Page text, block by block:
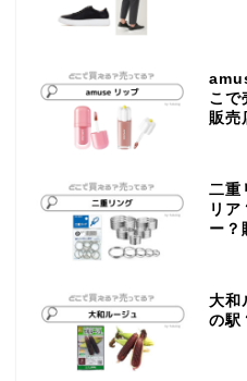
こで
販売
二重
リ
ー？
大和
の駅